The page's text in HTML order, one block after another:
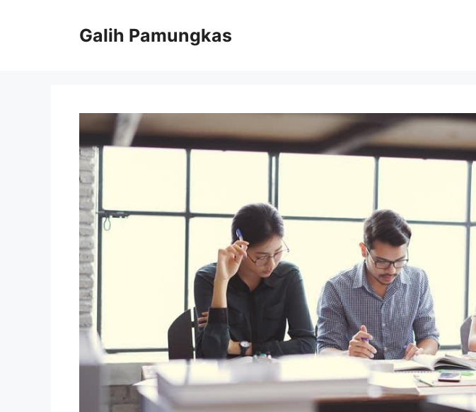
Galih Pamungkas